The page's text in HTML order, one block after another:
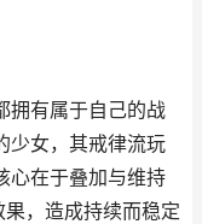
拥有属于自己的战
少女，其戒律流玩
心在于叠加与维持
，造成持续而稳定